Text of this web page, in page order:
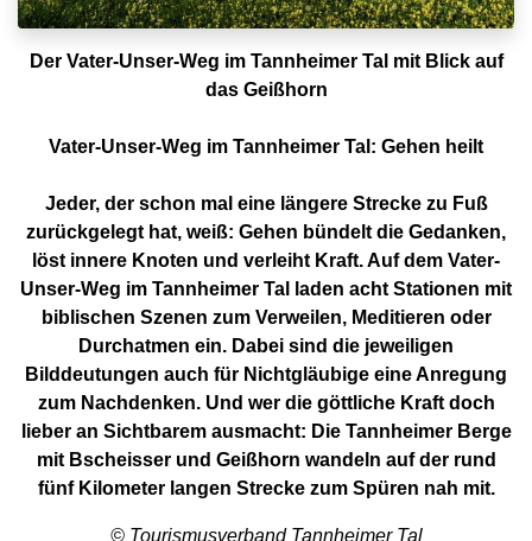
Der Vater-Unser-Weg im Tannheimer Tal mit Blick auf
das Geißhorn
Vater-Unser-Weg im Tannheimer Tal: Gehen heilt
Jeder, der schon mal eine längere Strecke zu Fuß
zurückgelegt hat, weiß: Gehen bündelt die Gedanken,
löst innere Knoten und verleiht Kraft. Auf dem Vater-
Unser-Weg im Tannheimer Tal laden acht Stationen mit
biblischen Szenen zum Verweilen, Meditieren oder
Durchatmen ein. Dabei sind die jeweiligen
Bilddeutungen auch für Nichtgläubige eine Anregung
zum Nachdenken. Und wer die göttliche Kraft doch
lieber an Sichtbarem ausmacht: Die Tannheimer Berge
mit Bscheisser und Geißhorn wandeln auf der rund
fünf Kilometer langen Strecke zum Spüren nah mit.
© Tourismusverband Tannheimer Tal